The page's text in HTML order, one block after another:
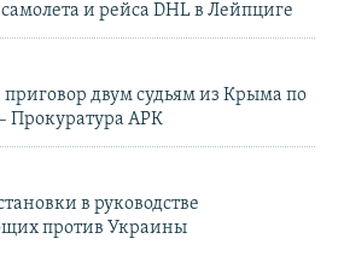
и рейса DHL в Лейпциге
двум судьям из Крыма по
Прокуратура АРК
в руководстве
против Украины